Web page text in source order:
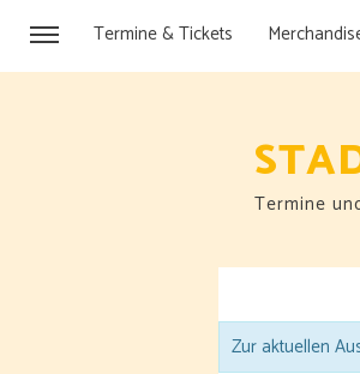
Termine & Tickets
Termine
Zur aktuellen